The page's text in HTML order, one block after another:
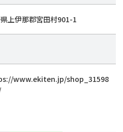
上伊那郡宮田村901-1
www.ekiten.jp/shop_31598